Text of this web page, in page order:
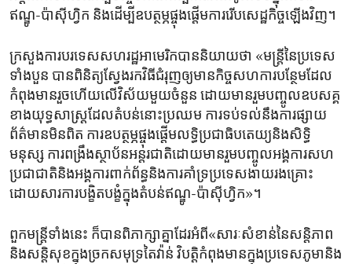
ឥណ្ឌូ-ប៉ាស៊ីហ្វិក ​និង​ដើម្បី​ឧបត្ថម្ភ​ផ្ចុងផ្តើមការ​រើប​សេដ្ឋកិច្ចឡើង​វិញ។
ក្រសួង​ការបរទេសសហរដ្ឋអាមេរិកបាននិយាយ​ថា «​មន្ត្រី​នៃ​ប្រទេស​
ទាំងបួន ​បាន​ពិនិត្យ​ស្វែងរក​វិធី​ជំរុញ​ឲ្យ​មាន​កិច្ច​សហការ​បន្ថែមដែល
កំពុង​មាន​រួច​ហើយលើ​វិស័យមួយ​ចំនួន​ ​ដោយ​មានរួមបញ្ចូលឧបសគ្គ​
ខាង​យុទ្ធសាស្ត្រដែល​តំបន់​នោះប្រឈម ការទប់ទល់​នឹង​ការផ្សាយ​
ព័ត៌មានមិន​ពិត ការឧបត្ថម្ភផ្ចុង​ផ្តើមលទ្ធិ​ប្រជាធិបតេយ្យ​និង​សិទ្ធិ
មនុស្ស​ ការពង្រឹង​ស្ថាប័ន​អន្តរជាតិ​ដោយ​មានរួមបញ្ចូល​អង្គការ​សហ
ប្រជាជាតិ​និងអង្គការពាក់ព័ន្ធនិង​ការគាំទ្រប្រទេស​ងាយ​រងគ្រោះ​
ដោយសារ​ការ​បង្ខិតបង្ខំ​ក្នុង​តំបន់​ឥណ្ឌូ-ប៉ាស៊ីហ្វិក»។​
ពួកមន្ត្រីទាំង​នេះ​ ក៏​បាន​ពិភាក្សា​គ្នា​ដែរ​អំពី​«សារៈ​សំខាន់​នៃសន្តិភាព​
និងសន្តិសុខក្នុង​ច្រក​សមុទ្រ​តៃវ៉ាន់ វិបត្តិ​កំពុង​មានក្នុងប្រទេសភូមា​និង​